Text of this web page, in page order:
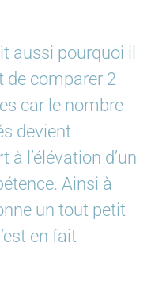
aussi pourquoi il
de comparer 2
car le nombre
devient
l’élévation d’un
Ainsi à
un tout petit
en fait